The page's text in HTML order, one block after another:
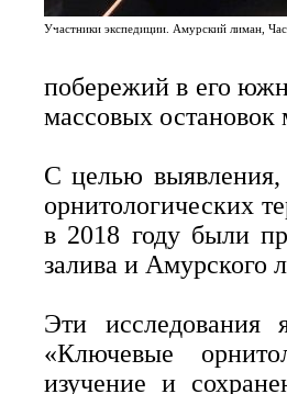
Участники экспедиции. Амурский лиман,
побережий в его
массовых
С целью выявления,
орнитологических
в 2018 году были
залива и Амурского
Эти исследования
«Ключевые
изучение и